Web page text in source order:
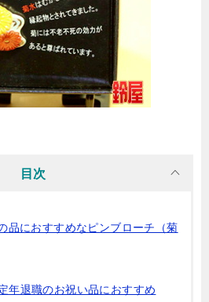
目次
品におすすめなピンブローチ（菊
年退職のお祝い品におすすめ